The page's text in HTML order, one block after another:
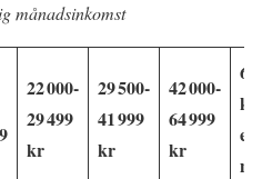
månadsinkomst
22 000-
29 499
kr
29 500-
41 999
kr
42 000-
64 999
kr
65
kr